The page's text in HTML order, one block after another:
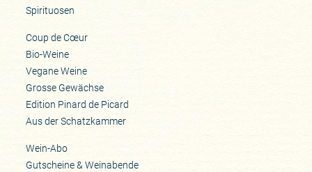
Spirituosen
Coup de Cœur
Bio-Weine
Vegane Weine
Grosse Gewächse
Edition Pinard de Picard
Aus der Schatzkammer
Wein-Abo
Gutscheine & Weinabende